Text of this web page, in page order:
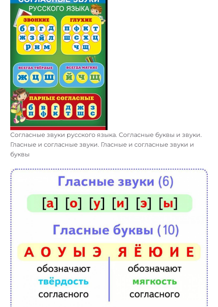
Согласные звуки русского языка. Согласные буквы и звуки.
Гласные и согласные звуки. Гласные и согласные звуки и
буквы